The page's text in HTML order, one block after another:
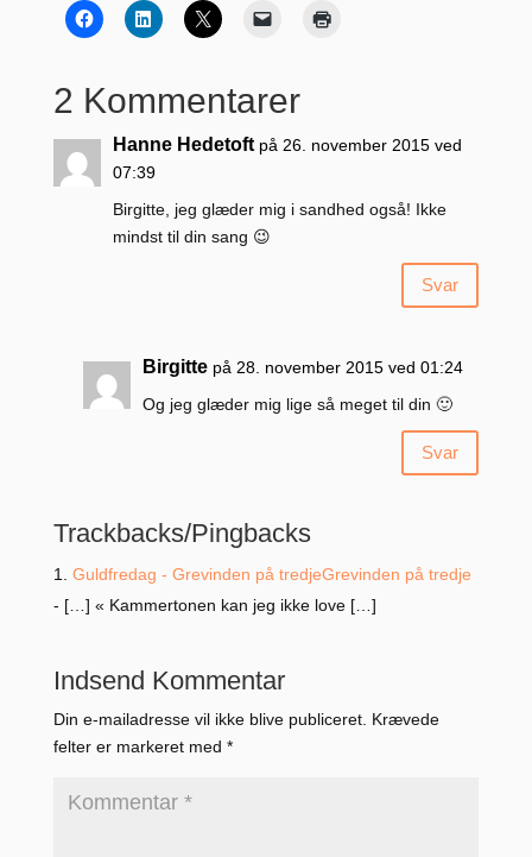
2 Kommentarer
Hanne Hedetoft på 26. november 2015 ved
07:39
Birgitte, jeg glæder mig i sandhed også! Ikke
mindst til din sang 😉
Svar
Birgitte på 28. november 2015 ved 01:24
Og jeg glæder mig lige så meget til din 🙂
Svar
Trackbacks/Pingbacks
Guldfredag - Grevinden på tredjeGrevinden på tredje
- […] « Kammertonen kan jeg ikke love […]
Indsend Kommentar
Din e-mailadresse vil ikke blive publiceret. Krævede
felter er markeret med *